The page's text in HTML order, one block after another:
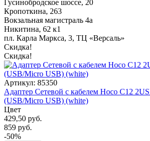
Гусинобродское шоссе, 20
Кропоткина, 263
Вокзальная магистраль 4а
Никитина, 62 к1
пл. Карла Маркса, 3, ТЦ «Версаль»
Скидка!
Скидка!
Артикул: 85350
Адаптер Сетевой с кабелем Hoco C12
(USB/Micro USB) (white)
Цвет
429,50 руб.
859 руб.
-50%